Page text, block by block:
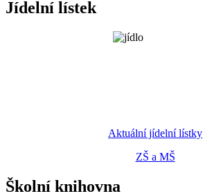
Jídelní lístek
Aktuální jídelní lístky
ZŠ a MŠ
Školní knihovna